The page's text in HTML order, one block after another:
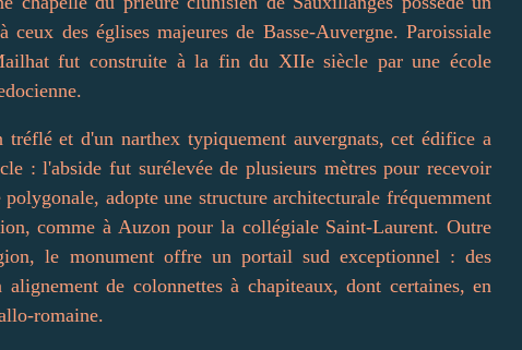
des églises majeures de Basse-Auvergne. Paroissiale
fut construite à la fin du XIIe siècle par une école
et d'un narthex typiquement auvergnats, cet édifice a
: l'abside fut surélevée de plusieurs mètres pour recevoir
adopte une structure architecturale fréquemment
comme à Auzon pour la collégiale Saint-Laurent. Outre
le monument offre un portail sud exceptionnel : des
de colonnettes à chapiteaux, dont certaines, en
romaine.